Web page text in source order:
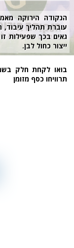
הירוקה
תהליך עיבוד,
בכך שפעילות זו
כחול לבן.
לקחת חלק
כסף מזומן